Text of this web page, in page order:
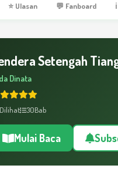
⭐ Ulasan 💬 Fanboard
Setengah
Dinata
Dilihat 30Bab
Mulai Baca